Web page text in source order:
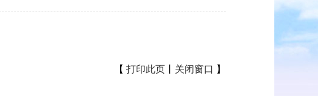
【 打印此页 关闭窗口 】